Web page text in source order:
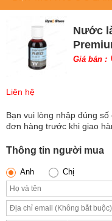
Nước
Giá bán :
Liên hệ
Bạn vui lòng nhập đúng
đơn hàng trước khi giao
Thông tin người mua
Anh Chị